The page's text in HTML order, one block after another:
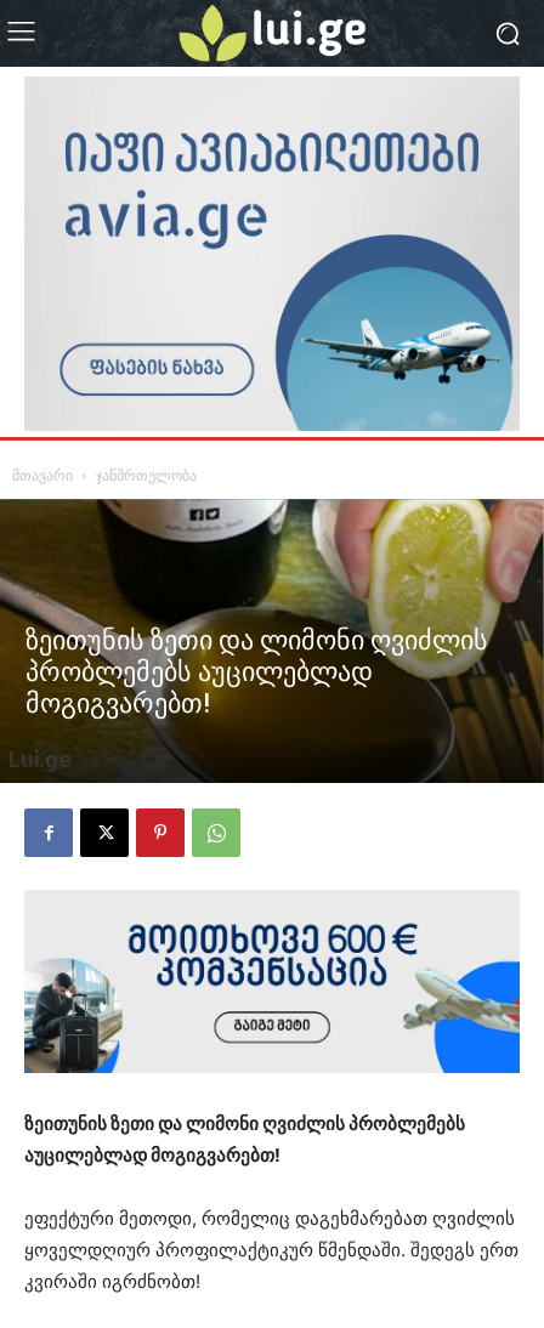
მთავარი ჯანმრთელობა
ზეითუნის ზეთი და ლიმონი ღვიძლის
პრობლემებს აუცილებლად
მოგიგვარებთ!
ზეითუნის ზეთი და ლიმონი ღვიძლის პრობლემებს
აუცილებლად მოგიგვარებთ!
ეფექტური მეთოდი, რომელიც დაგეხმარებათ ღვიძლის
ყოველდღიურ პროფილაქტიკურ წმენდაში. შედეგს ერთ
კვირაში იგრძნობთ!